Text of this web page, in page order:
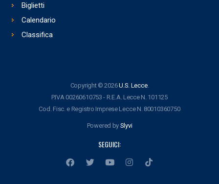
Biglietti
Calendario
Classifica
Copyright © 2026U.S. Lecce.
P.IVA 00260610753 - R.E.A. Lecce N. 101125
Cod. Fisc. e Registro Imprese Lecce N. 80010360750
Powered by Slyvi
SEGUICI: